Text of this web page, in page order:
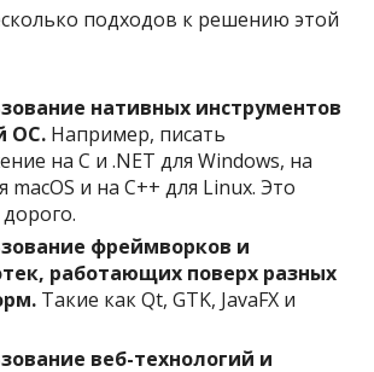
подходов к решению этой
нативных инструментов
ОС. Например, писать
на C и .NET для Windows, на
macOS и на C++ для Linux. Это
фреймворков и
работающих поверх разных
Такие как Qt, GTK, JavaFX и
веб-технологий и